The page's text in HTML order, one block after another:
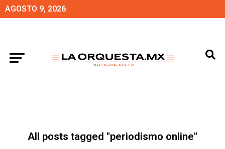
AGOSTO 9, 2026
All posts tagged "periodismo online"